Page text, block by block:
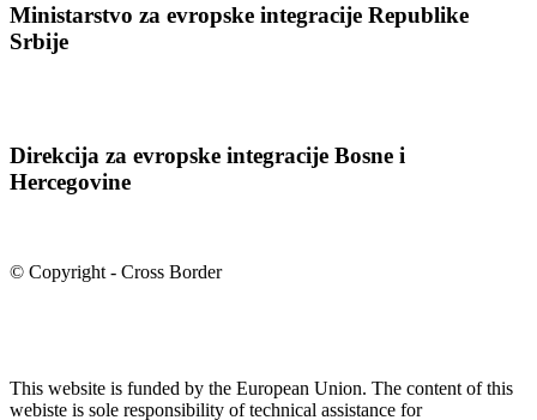
Ministarstvo za evropske integracije Republike
Srbije
Direkcija za evropske integracije Bosne i
Hercegovine
© Copyright - Cross Border
This website is funded by the European Union. The content of this
webiste is sole responsibility of technical assistance for